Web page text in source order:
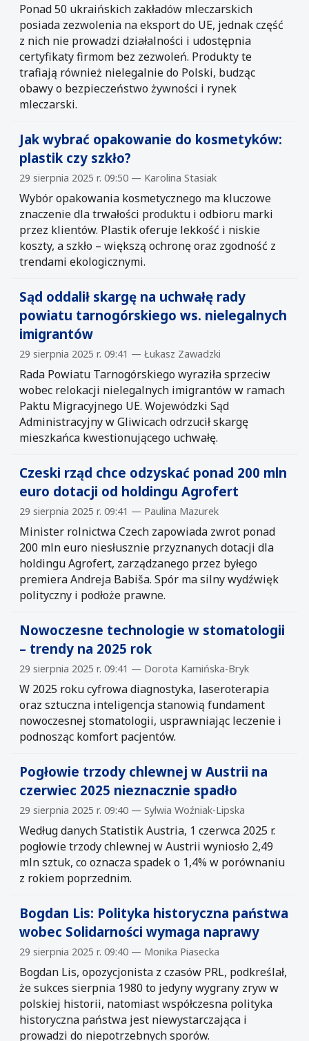
Ponad 50 ukraińskich zakładów mleczarskich
posiada zezwolenia na eksport do UE, jednak część
z nich nie prowadzi działalności i udostępnia
certyfikaty firmom bez zezwoleń. Produkty te
trafiają również nielegalnie do Polski, budząc
obawy o bezpieczeństwo żywności i rynek
mleczarski.
Jak wybrać opakowanie do kosmetyków:
plastik czy szkło?
29 sierpnia 2025 r. 09:50 — Karolina Stasiak
Wybór opakowania kosmetycznego ma kluczowe
znaczenie dla trwałości produktu i odbioru marki
przez klientów. Plastik oferuje lekkość i niskie
koszty, a szkło – większą ochronę oraz zgodność z
trendami ekologicznymi.
Sąd oddalił skargę na uchwałę rady
powiatu tarnogórskiego ws. nielegalnych
imigrantów
29 sierpnia 2025 r. 09:41 — Łukasz Zawadzki
Rada Powiatu Tarnogórskiego wyraziła sprzeciw
wobec relokacji nielegalnych imigrantów w ramach
Paktu Migracyjnego UE. Wojewódzki Sąd
Administracyjny w Gliwicach odrzucił skargę
mieszkańca kwestionującego uchwałę.
Czeski rząd chce odzyskać ponad 200 mln
euro dotacji od holdingu Agrofert
29 sierpnia 2025 r. 09:41 — Paulina Mazurek
Minister rolnictwa Czech zapowiada zwrot ponad
200 mln euro niesłusznie przyznanych dotacji dla
holdingu Agrofert, zarządzanego przez byłego
premiera Andreja Babiša. Spór ma silny wydźwięk
polityczny i podłoże prawne.
Nowoczesne technologie w stomatologii
– trendy na 2025 rok
29 sierpnia 2025 r. 09:41 — Dorota Kamińska-Bryk
W 2025 roku cyfrowa diagnostyka, laseroterapia
oraz sztuczna inteligencja stanowią fundament
nowoczesnej stomatologii, usprawniając leczenie i
podnosząc komfort pacjentów.
Pogłowie trzody chlewnej w Austrii na
czerwiec 2025 nieznacznie spadło
29 sierpnia 2025 r. 09:40 — Sylwia Woźniak-Lipska
Według danych Statistik Austria, 1 czerwca 2025 r.
pogłowie trzody chlewnej w Austrii wyniosło 2,49
mln sztuk, co oznacza spadek o 1,4% w porównaniu
z rokiem poprzednim.
Bogdan Lis: Polityka historyczna państwa
wobec Solidarności wymaga naprawy
29 sierpnia 2025 r. 09:40 — Monika Piasecka
Bogdan Lis, opozycjonista z czasów PRL, podkreślał,
że sukces sierpnia 1980 to jedyny wygrany zryw w
polskiej historii, natomiast współczesna polityka
historyczna państwa jest niewystarczająca i
prowadzi do niepotrzebnych sporów.